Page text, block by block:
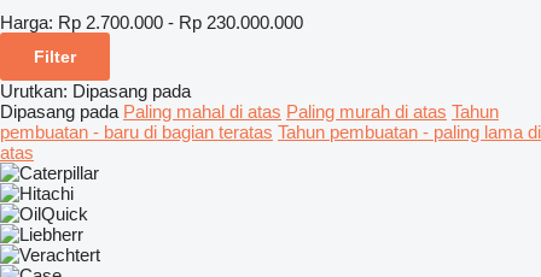
Harga: Rp 2.700.000 - Rp 230.000.000
Filter
Urutkan: Dipasang pada
Dipasang pada Paling mahal di atas Paling murah di atas Tahun
pembuatan - baru di bagian teratas Tahun pembuatan - paling lama di
atas